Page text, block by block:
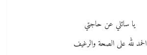
يا سائلي عن حاجتي
الحمد لله على الصحة والرغيف